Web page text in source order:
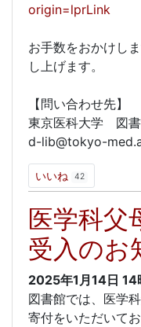
origin=lprLink
お手数をおかけし
し上げます。
【問い合わせ先】
東京医科大学 図
d-lib@tokyo-
いいね 42
医学科
受入のお
2025年1月14日 14
図書館では、医学
寄付をいただいてお